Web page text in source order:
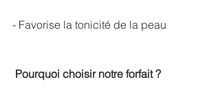
- Favorise la tonicité de la peau
Pourquoi choisir notre forfait ?